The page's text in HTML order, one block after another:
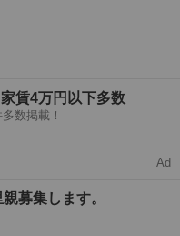
家賃4万円以下多数
数掲載！
Ad
募集します。